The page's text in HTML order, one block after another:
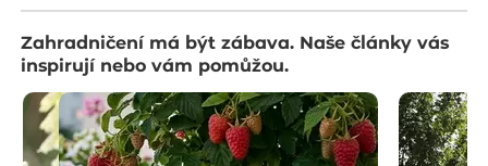
Zahradničení má být zábava. Naše články vás
inspirují nebo vám pomůžou.